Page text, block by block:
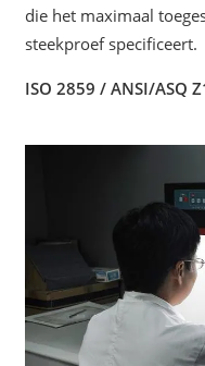
die het maximaal
steekproef specificeert.
ISO 2859 / ANSI/ASQ